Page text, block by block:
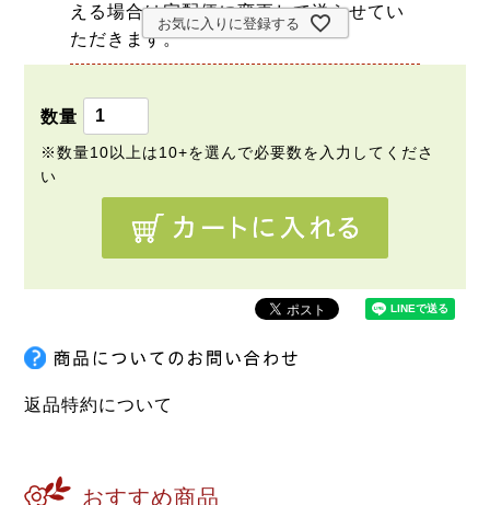
える場合は宅配便に変更して送らせてい
ただきます。
お気に入りに登録する
返品特約について
おすすめ商品